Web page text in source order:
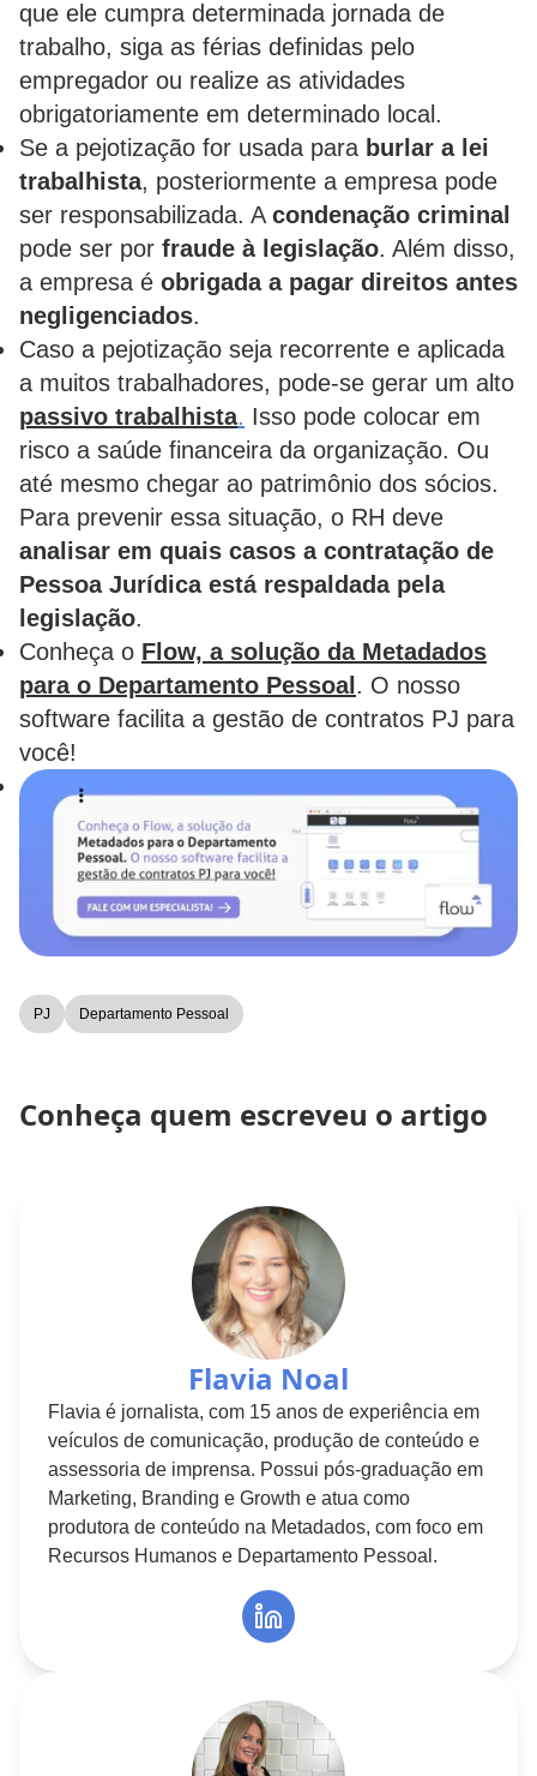
que ele cumpra determinada jornada de
trabalho, siga as férias definidas pelo
empregador ou realize as atividades
obrigatoriamente em determinado local.
Se a pejotização for usada para burlar a lei
trabalhista, posteriormente a empresa pode
ser responsabilizada. A condenação criminal
pode ser por fraude à legislação. Além disso,
a empresa é obrigada a pagar direitos antes
negligenciados.
Caso a pejotização seja recorrente e aplicada
a muitos trabalhadores, pode-se gerar um alto
passivo trabalhista. Isso pode colocar em
risco a saúde financeira da organização. Ou
até mesmo chegar ao patrimônio dos sócios.
Para prevenir essa situação, o RH deve
analisar em quais casos a contratação de
Pessoa Jurídica está respaldada pela
legislação.
Conheça o Flow, a solução da Metadados
para o Departamento Pessoal . O nosso
software facilita a gestão de contratos PJ para
você!
PJ Departamento Pessoal
Conheça quem escreveu o artigo
Flavia Noal
Flavia é jornalista, com 15 anos de experiência em
veículos de comunicação, produção de conteúdo e
assessoria de imprensa. Possui pós-graduação em
Marketing, Branding e Growth e atua como
produtora de conteúdo na Metadados, com foco em
Recursos Humanos e Departamento Pessoal.